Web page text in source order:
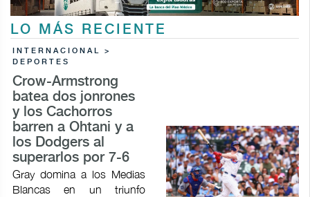
LO MÁS RECIENTE
INTERNACIONAL >
DEPORTES
Crow-Armstrong
batea dos jonrones
y los Cachorros
barren a Ohtani y a
los Dodgers al
superarlos por 7-6
Gray domina a los Medias
Blancas en un triunfo